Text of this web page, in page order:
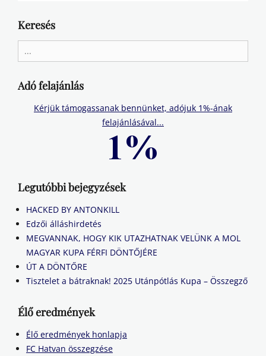
Keresés
for:
Adó felajánlás
Kérjük támogassanak bennünket, adójuk 1%-ának
felajánlásával...
Legutóbbi bejegyzések
HACKED BY ANTONKILL
Edzői álláshirdetés
MEGVANNAK, HOGY KIK UTAZHATNAK VELÜNK A MOL
MAGYAR KUPA FÉRFI DÖNTŐJÉRE
ÚT A DÖNTŐRE
Tisztelet a bátraknak! 2025 Utánpótlás Kupa – Összegző
Élő eredmények
Élő eredmények honlapja
FC Hatvan összegzése